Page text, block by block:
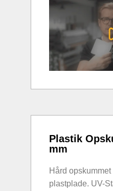
Plastik
mm
Hård
plastplade. UV-